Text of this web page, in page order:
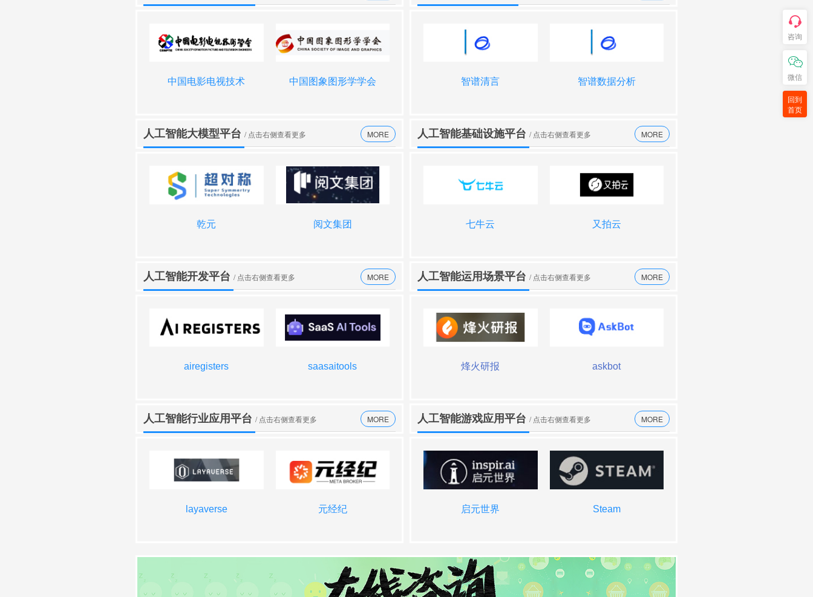
中国电影电视技术 中国图象图形学学会 中国中文学会 中国移动通信联合会 北京
人工智能大模型平台 / 点击右侧查看更多 MORE
乾元 阅文集团 云知声山海大模型 github
人工智能开发平台 / 点击右侧查看更多 MORE
airegisters saasaitools aiwizard producthunt
人工智能行业应用平台 / 点击右侧查看更多 MORE
layaverse 元经纪 questionai bento
智谱logo画师 智谱ai画图 智谱清言 智谱数据分析
人工智能基础设施平台 / 点击右侧查看更多 MORE
hostwinds 防御吧 七牛云 又拍云
人工智能运用场景平台 / 点击右侧查看更多 MORE
清博舆情 行研通 烽火研报 askbot
人工智能游戏应用平台 / 点击右侧查看更多 MORE
theculturedao Hidden Door 启元世界 Steam
咨询
微信
回到
首页